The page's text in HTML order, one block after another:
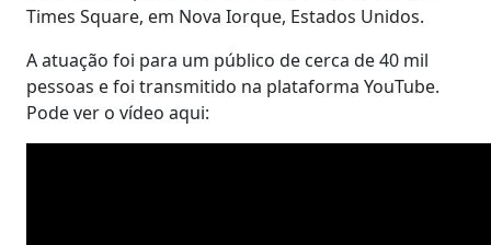
Times Square, em Nova Iorque, Estados Unidos.
A atuação foi para um público de cerca de 40 mil
pessoas e foi transmitido na plataforma YouTube.
Pode ver o vídeo aqui: